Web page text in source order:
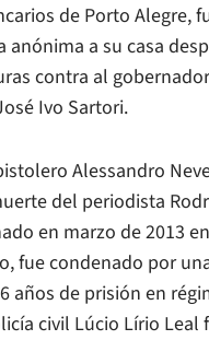
de Porto Alegre,
anónima a su casa
contra al
Ivo Sartori.
Alessandro
del periodista
en marzo de 2013
fue condenado por
años de prisión en
civil Lúcio Lírio Leal